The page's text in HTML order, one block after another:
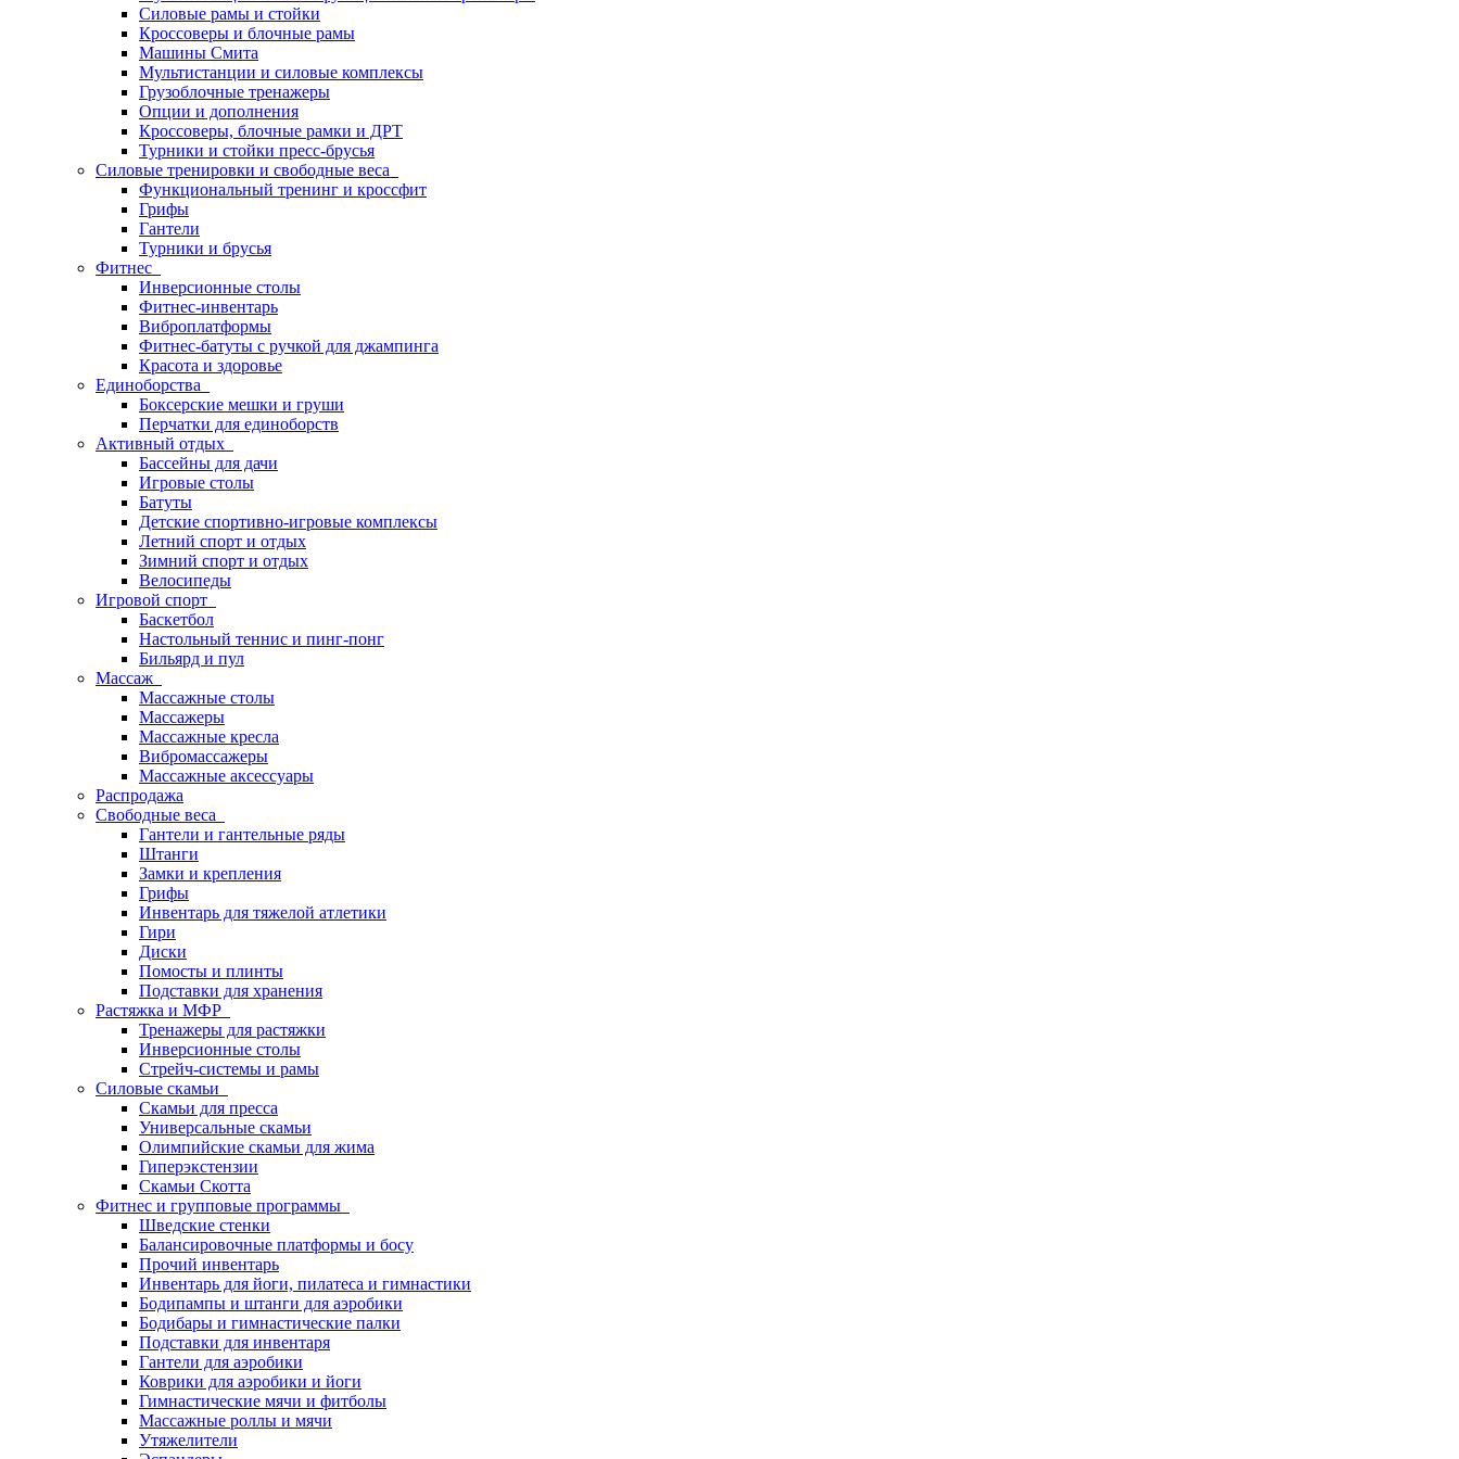
Силовые рамы и стойки
Кроссоверы и блочные рамы
Машины Смита
Мультистанции и силовые комплексы
Грузоблочные тренажеры
Опции и дополнения
Кроссоверы, блочные рамки и ДРТ
Турники и стойки пресс-брусья
Силовые тренировки и свободные веса
Функциональный тренинг и кроссфит
Грифы
Гантели
Турники и брусья
Фитнес
Инверсионные столы
Фитнес-инвентарь
Виброплатформы
Фитнес-батуты с ручкой для джампинга
Красота и здоровье
Единоборства
Боксерские мешки и груши
Перчатки для единоборств
Активный отдых
Бассейны для дачи
Игровые столы
Батуты
Детские спортивно-игровые комплексы
Летний спорт и отдых
Зимний спорт и отдых
Велосипеды
Игровой спорт
Баскетбол
Настольный теннис и пинг-понг
Бильярд и пул
Массаж
Массажные столы
Массажеры
Массажные кресла
Вибромассажеры
Массажные аксессуары
Распродажа
Свободные веса
Гантели и гантельные ряды
Штанги
Замки и крепления
Грифы
Инвентарь для тяжелой атлетики
Гири
Диски
Помосты и плинты
Подставки для хранения
Растяжка и МФР
Тренажеры для растяжки
Инверсионные столы
Стрейч-системы и рамы
Силовые скамьи
Скамьи для пресса
Универсальные скамьи
Олимпийские скамьи для жима
Гиперэкстензии
Скамьи Скотта
Фитнес и групповые программы
Шведские стенки
Балансировочные платформы и босу
Прочий инвентарь
Инвентарь для йоги, пилатеса и гимнастики
Бодипампы и штанги для аэробики
Бодибары и гимнастические палки
Подставки для инвентаря
Гантели для аэробики
Коврики для аэробики и йоги
Гимнастические мячи и фитболы
Массажные роллы и мячи
Утяжелители